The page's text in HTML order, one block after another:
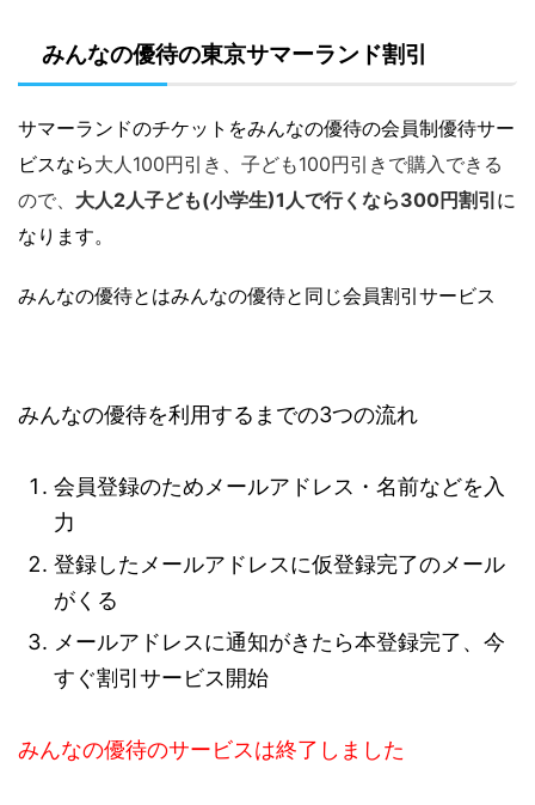
みんなの優待の東京サマーランド割引
サマーランドのチケットをみんなの優待の会員制優待サー
ビスなら大人100円引き、子ども100円引きで購入できる
ので、 大人2人子ども(小学生)1人で行くなら300円割引 に
なります。
みんなの優待とはみんなの優待と同じ会員割引サービス
みんなの優待を利用するまでの3つの流れ
会員登録のためメールアドレス・名前などを入
力
登録したメールアドレスに仮登録完了のメール
がくる
メールアドレスに通知がきたら本登録完了、今
すぐ割引サービス開始
みんなの優待のサービスは終了しました